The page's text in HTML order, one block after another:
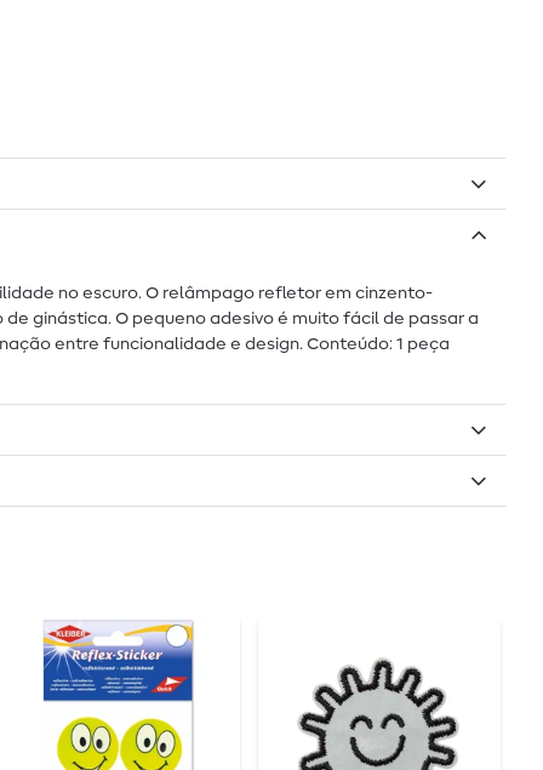
no escuro. O relâmpago refletor em cinzento-
ginástica. O pequeno adesivo é muito fácil de passar a
entre funcionalidade e design. Conteúdo: 1 peça